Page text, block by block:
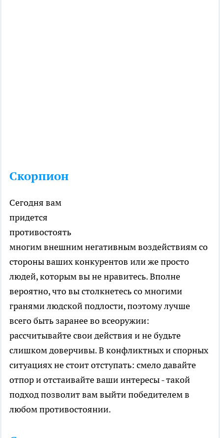
Скорпион
Сегодня вам
придется
противостоять
многим внешним негативным воздействиям со
стороны ваших конкурентов или же просто
людей, которым вы не нравитесь. Вполне
вероятно, что вы столкнетесь со многими
гранями людской подлости, поэтому лучше
всего быть заранее во всеоружии:
рассчитывайте свои действия и не будьте
слишком доверчивы. В конфликтных и спорных
ситуациях не стоит отступать: смело давайте
отпор и отстаивайте ваши интересы - такой
подход позволит вам выйти победителем в
любом противостоянии.